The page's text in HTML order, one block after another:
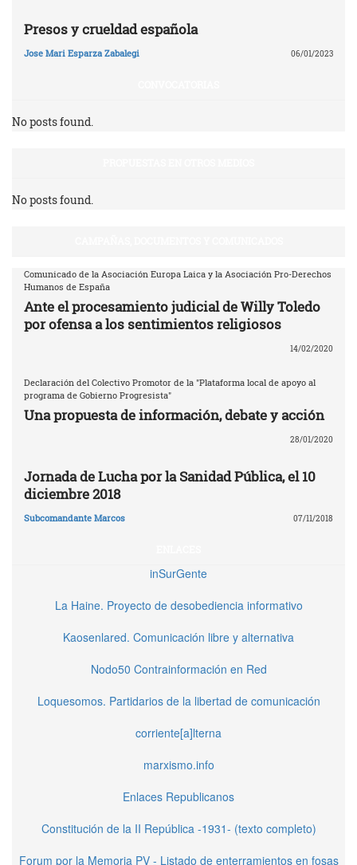
Presos y crueldad española
Jose Mari Esparza Zabalegi 06/01/2023
No posts found.
No posts found.
Comunicado de la Asociación Europa Laica y la Asociación Pro-Derechos
Humanos de España
Ante el procesamiento judicial de Willy Toledo
por ofensa a los sentimientos religiosos
14/02/2020
Declaración del Colectivo Promotor de la "Plataforma local de apoyo al
programa de Gobierno Progresista"
Una propuesta de información, debate y acción
28/01/2020
Jornada de Lucha por la Sanidad Pública, el 10
diciembre 2018
Subcomandante Marcos 07/11/2018
inSurGente
La Haine. Proyecto de desobediencia informativo
Kaosenlared. Comunicación libre y alternativa
Nodo50 Contrainformación en Red
Loquesomos. Partidarios de la libertad de comunicación
corriente[a]lterna
marxismo.info
Enlaces Republicanos
Constitución de la II República -1931- (texto completo)
Forum por la Memoria PV - Listado de enterramientos en fosas